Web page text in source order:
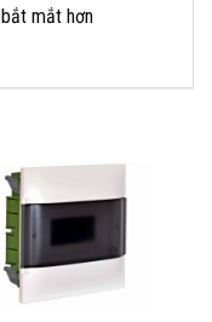
mắt hơn